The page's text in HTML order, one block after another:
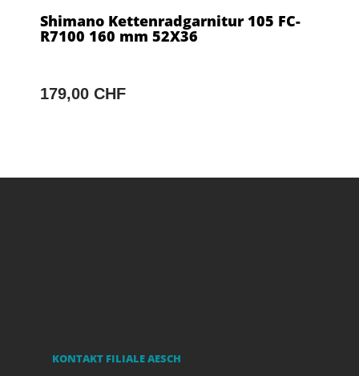
Shimano Kettenradgarnitur 105 FC-
R7100 160 mm 52X36
179,00 CHF
KONTAKT FILIALE AESCH